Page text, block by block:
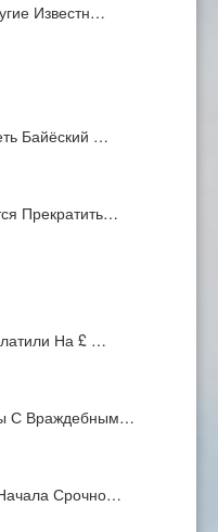
Известн…
Байёский …
Прекратить…
На £ …
С Враждебным…
Срочно…